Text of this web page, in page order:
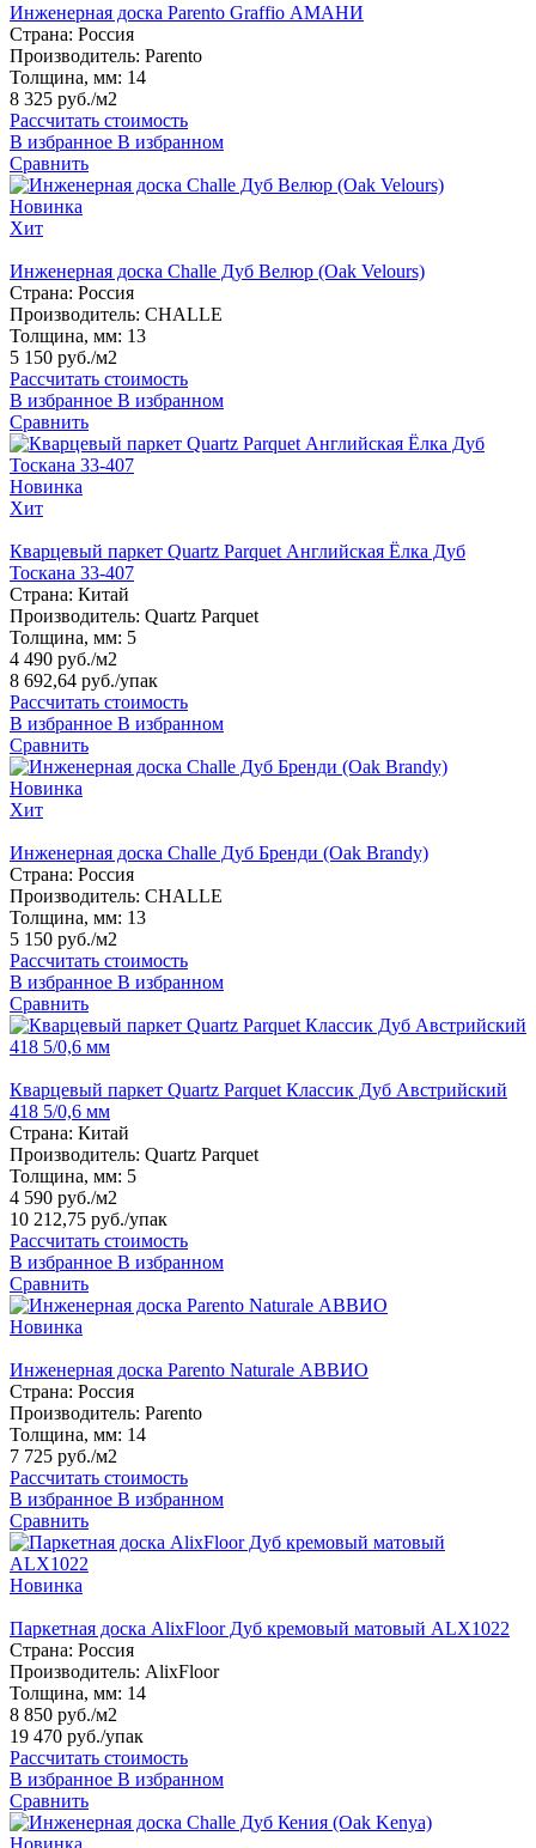
Инженерная доска Parento Graffio АМАНИ
Страна: Россия
Производитель: Parento
Толщина, мм: 14
8 325 руб./м2
Рассчитать стоимость
В избранное В избранном
Сравнить
Новинка
Хит
Инженерная доска Challe Дуб Велюр (Oak Velours)
Страна: Россия
Производитель: CHALLE
Толщина, мм: 13
5 150 руб./м2
Рассчитать стоимость
В избранное В избранном
Сравнить
Новинка
Хит
Кварцевый паркет Quartz Parquet Английская Ёлка Дуб
Тоскана 33-407
Страна: Китай
Производитель: Quartz Parquet
Толщина, мм: 5
4 490 руб./м2
8 692,64 руб./упак
Рассчитать стоимость
В избранное В избранном
Сравнить
Новинка
Хит
Инженерная доска Challe Дуб Бренди (Oak Brandy)
Страна: Россия
Производитель: CHALLE
Толщина, мм: 13
5 150 руб./м2
Рассчитать стоимость
В избранное В избранном
Сравнить
Кварцевый паркет Quartz Parquet Классик Дуб Австрийский
418 5/0,6 мм
Страна: Китай
Производитель: Quartz Parquet
Толщина, мм: 5
4 590 руб./м2
10 212,75 руб./упак
Рассчитать стоимость
В избранное В избранном
Сравнить
Новинка
Инженерная доска Parento Naturale АВВИО
Страна: Россия
Производитель: Parento
Толщина, мм: 14
7 725 руб./м2
Рассчитать стоимость
В избранное В избранном
Сравнить
Новинка
Паркетная доска AlixFloor Дуб кремовый матовый ALX1022
Страна: Россия
Производитель: AlixFloor
Толщина, мм: 14
8 850 руб./м2
19 470 руб./упак
Рассчитать стоимость
В избранное В избранном
Сравнить
Новинка